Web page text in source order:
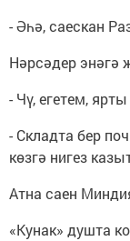
- Әһә, саескан
Нәрсәдер энәгә
- Чү, егетем,
- Складта бер
көзгә нигез
Атна саен
«Кунак» душта